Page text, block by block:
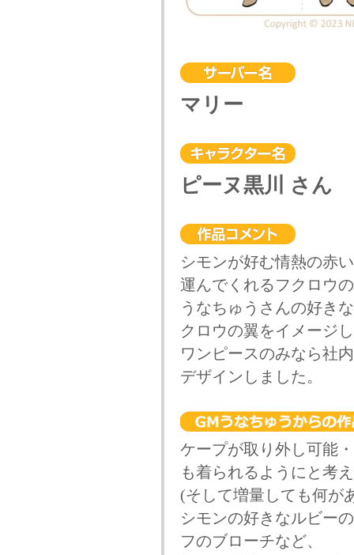
マリー
ピーヌ黒川 さん
シモンが好む情熱の赤
運んでくれるフクロウ
うなちゅうさんの好き
クロウの翼をイメージ
ワンピースのみなら社
デザインしました。
ケープが取り外し可能
も着られるようにと考
(そして増量しても何が
シモンの好きなルビー
フのブローチなど、